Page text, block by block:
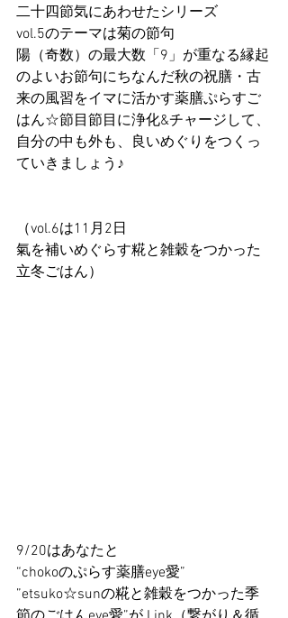
二十四節気にあわせたシリーズ
vol.5のテーマは菊の節句
陽（奇数）の最大数「9」が重なる縁起
のよいお節句にちなんだ秋の祝膳・古
来の風習をイマに活かす薬膳ぷらすご
はん☆節目節目に浄化&チャージして、
自分の中も外も、良いめぐりをつくっ
ていきましょう♪
（vol.6は11月2日
氣を補いめぐらす糀と雑穀をつかった
立冬ごはん）
9/20はあなたと
“chokoのぷらす薬膳eye愛”
”etsuko☆sunの糀と雑穀をつかった季